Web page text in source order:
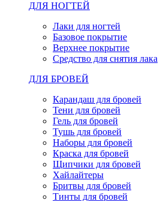
ДЛЯ НОГТЕЙ
Лаки для ногтей
Базовое покрытие
Верхнее покрытие
Средство для снятия лака
ДЛЯ БРОВЕЙ
Карандаш для бровей
Тени для бровей
Гель для бровей
Тушь для бровей
Наборы для бровей
Краска для бровей
Щипчики для бровей
Хайлайтеры
Бритвы для бровей
Тинты для бровей